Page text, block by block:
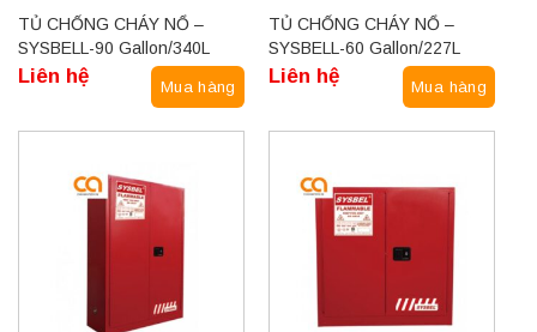
TỦ CHỐNG CHÁY NỔ –
SYSBELL-90 Gallon/340L
Liên hệ Mua hàng
TỦ CHỐNG CHÁY NỔ –
SYSBELL-60 Gallon/227L
Liên hệ Mua hàng